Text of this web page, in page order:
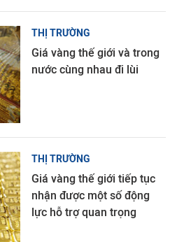
THỊ TRƯỜNG
Giá vàng thế giới và trong
nước cùng nhau đi lùi
THỊ TRƯỜNG
Giá vàng thế giới tiếp tục
nhận được một số động
lực hỗ trợ quan trọng